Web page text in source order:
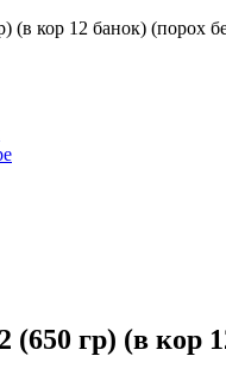
(в кор 12 банок) (порох
(650 гр) (в кор